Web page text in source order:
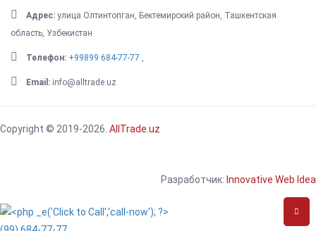
Адрес: улица Олтинтопган, Бектемирский район, Ташкентская
область, Узбекистан
Телефон: +99899 684-77-77 ,
Email: info@alltrade.uz
Copyright © 2019-2026. AllTrade.uz
Разработчик: Innovative Web Idea